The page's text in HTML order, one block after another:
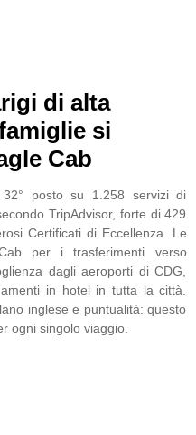
di alta
si
Cab
posto su 1.258 servizi di
TripAdvisor, forte di 429
Certificati di Eccellenza. Le
per i trasferimenti verso
dagli aeroporti di CDG,
in hotel in tutta la città.
inglese e puntualità: questo
ogni singolo viaggio.